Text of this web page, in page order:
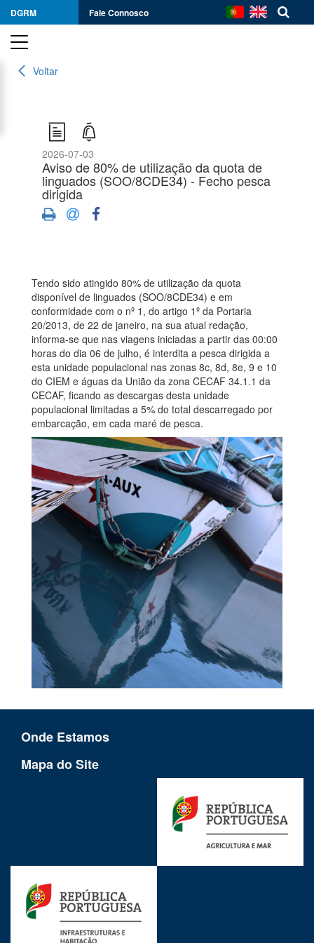
DGRM Fale Connosco
Voltar
2026-07-03
Aviso de 80% de utilização da quota de
linguados (SOO/8CDE34) - Fecho pesca
dirigida
Tendo sido atingido 80% de utilização da quota
disponível de linguados (SOO/8CDE34) e em
conformidade com o nº 1, do artigo 1º da Portaria
20/2013, de 22 de janeiro, na sua atual redação,
informa-se que nas viagens iniciadas a partir das 00:00
horas do dia 06 de julho, é interdita a pesca dirigida a
esta unidade populacional nas zonas 8c, 8d, 8e, 9 e 10
do CIEM e águas da União da zona CECAF 34.1.1 da
CECAF, ficando as descargas desta unidade
populacional limitadas a 5% do total descarregado por
embarcação, em cada maré de pesca.
Onde Estamos
Mapa do Site